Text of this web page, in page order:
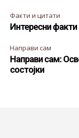
Факти и цитати
Интересни факти
Направи сам
Направи сам:
состојки